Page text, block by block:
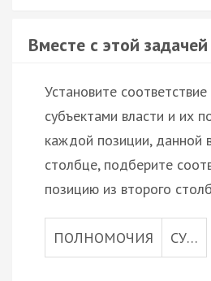
Вместе с этой
Установите
субъектами власти и их
каждой позиции, данной
столбце, подберите
позицию из второго
ПОЛНОМОЧИЯ СУ…